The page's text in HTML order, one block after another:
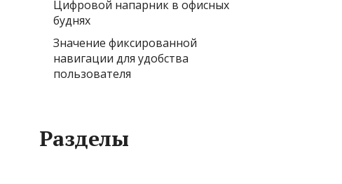
Цифровой напарник в офисных
буднях
Значение фиксированной
навигации для удобства
пользователя
Разделы